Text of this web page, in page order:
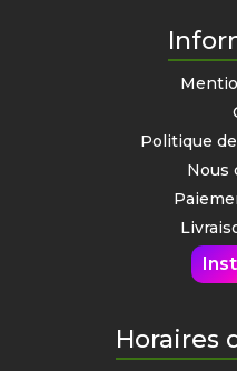
Politique
Nous
Horaires